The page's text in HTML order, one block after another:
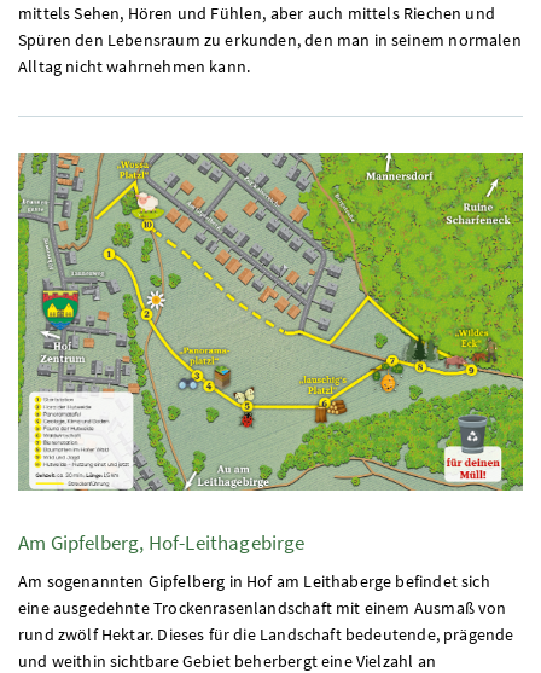
mittels Sehen, Hören und Fühlen, aber auch mittels Riechen und
Spüren den Lebensraum zu erkunden, den man in seinem normalen
Alltag nicht wahrnehmen kann.
Am Gipfelberg, Hof-Leithagebirge
Am sogenannten Gipfelberg in Hof am Leithaberge befindet sich
eine ausgedehnte Trockenrasenlandschaft mit einem Ausmaß von
rund zwölf Hektar. Dieses für die Landschaft bedeutende, prägende
und weithin sichtbare Gebiet beherbergt eine Vielzahl an